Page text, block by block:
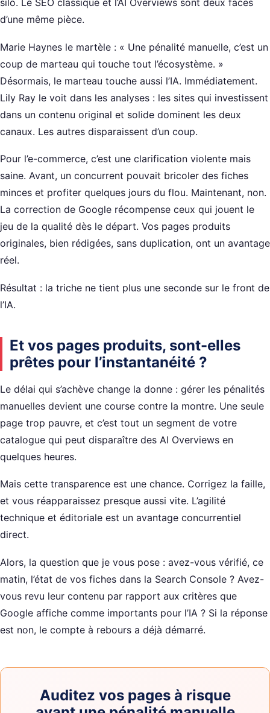
d’une même pièce.
Marie Haynes le martèle : « Une pénalité manuelle, c’est un
coup de marteau qui touche tout l’écosystème. »
Désormais, le marteau touche aussi l’IA. Immédiatement.
Lily Ray le voit dans les analyses : les sites qui investissent
dans un contenu original et solide dominent les deux
canaux. Les autres disparaissent d’un coup.
Pour l’e-commerce, c’est une clarification violente mais
saine. Avant, un concurrent pouvait bricoler des fiches
minces et profiter quelques jours du flou. Maintenant, non.
La correction de Google récompense ceux qui jouent le
jeu de la qualité dès le départ. Vos pages produits
originales, bien rédigées, sans duplication, ont un avantage
réel.
Résultat : la triche ne tient plus une seconde sur le front de
l’IA.
Et vos pages produits, sont-elles
prêtes pour l’instantanéité ?
Le délai qui s’achève change la donne : gérer les pénalités
manuelles devient une course contre la montre. Une seule
page trop pauvre, et c’est tout un segment de votre
catalogue qui peut disparaître des AI Overviews en
quelques heures.
Mais cette transparence est une chance. Corrigez la faille,
et vous réapparaissez presque aussi vite. L’agilité
technique et éditoriale est un avantage concurrentiel
direct.
Alors, la question que je vous pose : avez-vous vérifié, ce
matin, l’état de vos fiches dans la Search Console ? Avez-
vous revu leur contenu par rapport aux critères que
Google affiche comme importants pour l’IA ? Si la réponse
est non, le compte à rebours a déjà démarré.
Auditez vos pages à risque